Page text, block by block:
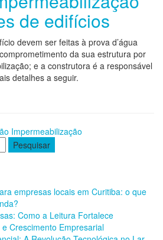
de edifícios
devem ser feitas à prova d’água
da sua estrutura por
e a construtora é a responsável
detalhes a seguir.
Impermeabilização
empresas locais em Curitiba: o que
Como a Leitura Fortalece
Crescimento Empresarial